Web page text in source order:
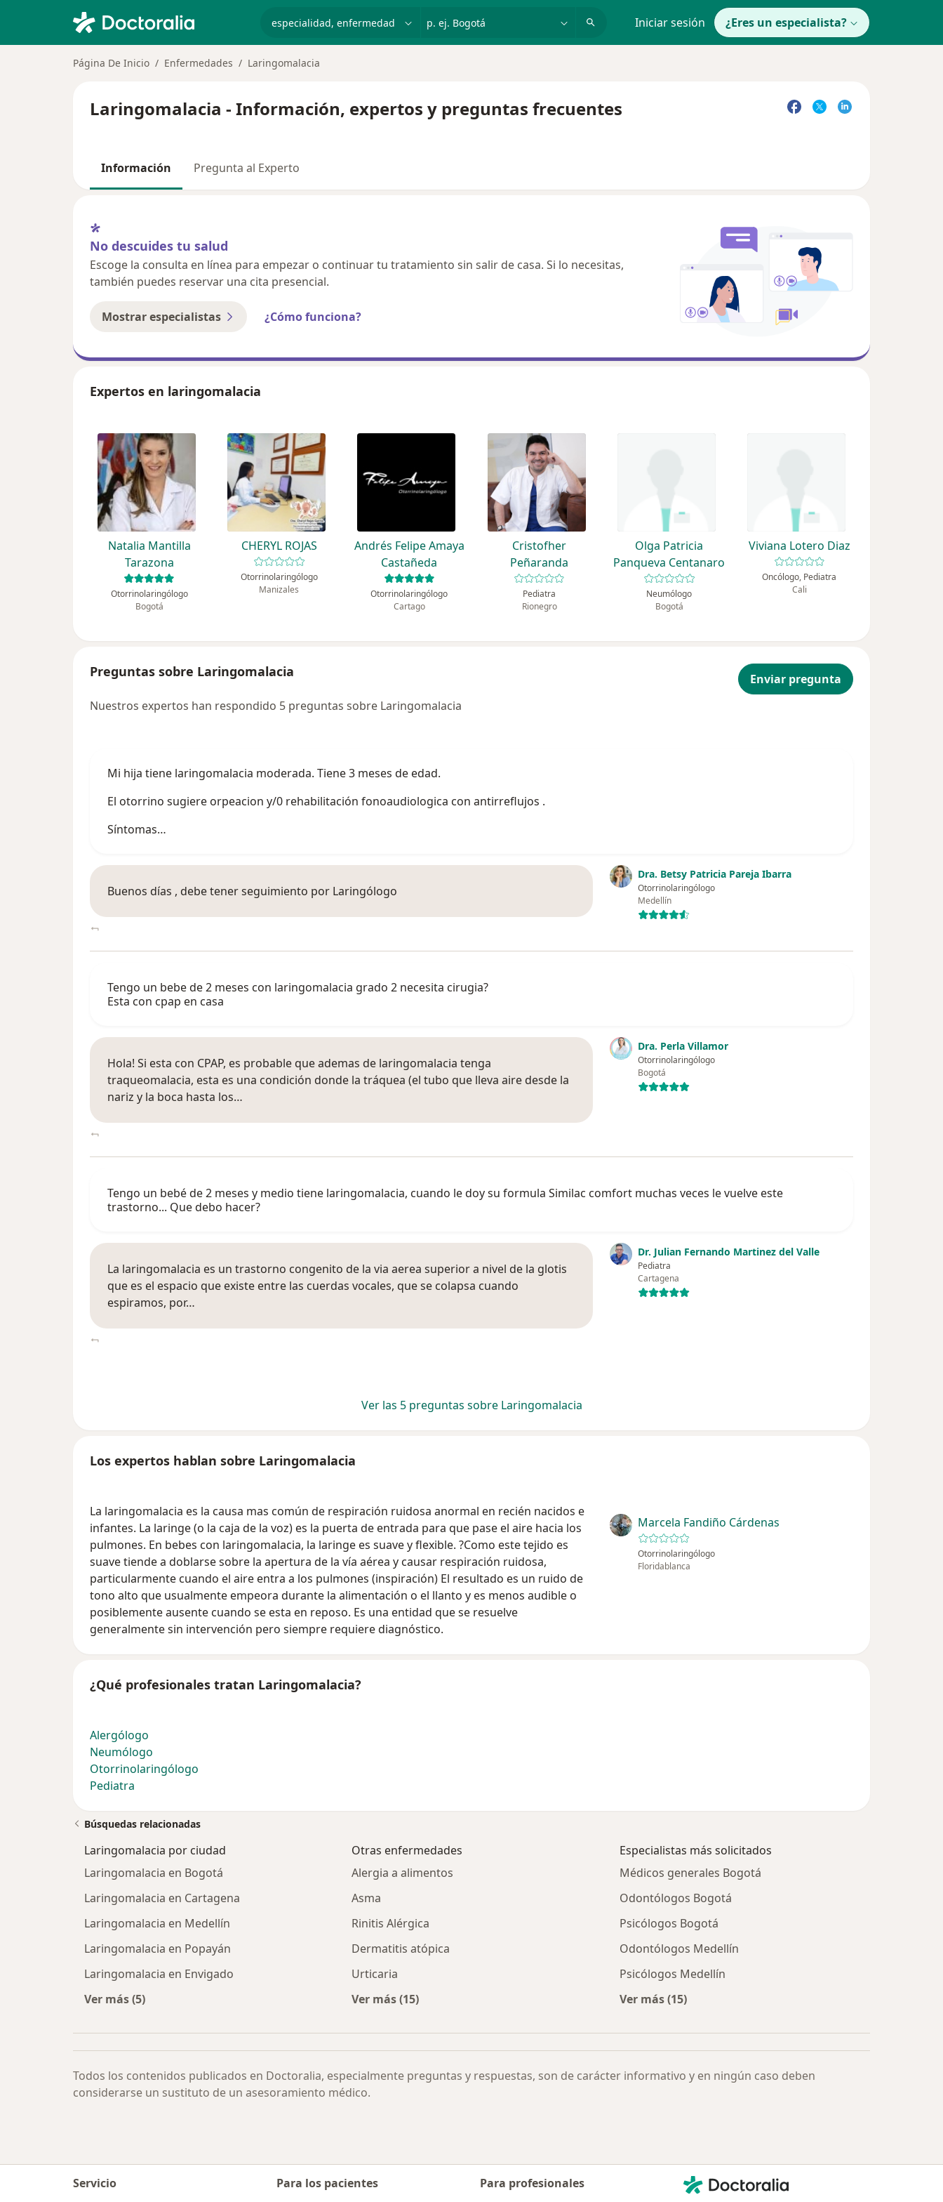
p. ej. Bogotá Iniciar sesión ¿Eres un especialista?
Página De Inicio Enfermedades Laringomalacia
Laringomalacia - Información, expertos y preguntas frecuentes
Información Pregunta al Experto
No descuides tu salud
Escoge la consulta en línea para empezar o continuar tu tratamiento sin salir de casa. Si lo necesitas,
también puedes reservar una cita presencial.
Mostrar especialistas ¿Cómo funciona?
Expertos en laringomalacia
Natalia Mantilla
Tarazona
Otorrinolaringólogo
Bogotá
CHERYL ROJAS
Otorrinolaringólogo
Manizales
Andrés Felipe Amaya
Castañeda
Otorrinolaringólogo
Cartago
Cristofher
Peñaranda
Pediatra
Rionegro
Olga Patricia
Panqueva Centanaro
Neumólogo
Bogotá
Viviana Lotero Diaz
Oncólogo, Pediatra
Cali
Preguntas sobre Laringomalacia
Enviar pregunta
Nuestros expertos han respondido 5 preguntas sobre Laringomalacia
Mi hija tiene laringomalacia moderada. Tiene 3 meses de edad.
El otorrino sugiere orpeacion y/0 rehabilitación fonoaudiologica con antirreflujos .
Síntomas…
Dra. Betsy Patricia Pareja Ibarra
Otorrinolaringólogo
Medellín
Buenos días , debe tener seguimiento por Laringólogo
Tengo un bebe de 2 meses con laringomalacia grado 2 necesita cirugia?
Esta con cpap en casa
Dra. Perla Villamor
Otorrinolaringólogo
Bogotá
Hola! Si esta con CPAP, es probable que ademas de laringomalacia tenga
traqueomalacia, esta es una condición donde la tráquea (el tubo que lleva aire desde la
nariz y la boca hasta los…
Tengo un bebé de 2 meses y medio tiene laringomalacia, cuando le doy su formula Similac comfort muchas veces le vuelve este
trastorno... Que debo hacer?
Dr. Julian Fernando Martinez del Valle
Pediatra
Cartagena
La laringomalacia es un trastorno congenito de la via aerea superior a nivel de la glotis
que es el espacio que existe entre las cuerdas vocales, que se colapsa cuando
espiramos, por…
Ver las 5 preguntas sobre Laringomalacia
Los expertos hablan sobre Laringomalacia
La laringomalacia es la causa mas común de respiración ruidosa anormal en recién nacidos e
infantes. La laringe (o la caja de la voz) es la puerta de entrada para que pase el aire hacia los
pulmones. En bebes con laringomalacia, la laringe es suave y flexible. ?Como este tejido es
suave tiende a doblarse sobre la apertura de la vía aérea y causar respiración ruidosa,
particularmente cuando el aire entra a los pulmones (inspiración) El resultado es un ruido de
tono alto que usualmente empeora durante la alimentación o el llanto y es menos audible o
posiblemente ausente cuando se esta en reposo. Es una entidad que se resuelve
generalmente sin intervención pero siempre requiere diagnóstico.
Marcela Fandiño Cárdenas
Otorrinolaringólogo
Floridablanca
¿Qué profesionales tratan Laringomalacia?
Alergólogo
Neumólogo
Otorrinolaringólogo
Pediatra
Búsquedas relacionadas
Laringomalacia por ciudad
Laringomalacia en Bogotá
Laringomalacia en Cartagena
Laringomalacia en Medellín
Laringomalacia en Popayán
Laringomalacia en Envigado
Ver más (5)
Otras enfermedades
Alergia a alimentos
Asma
Rinitis Alérgica
Dermatitis atópica
Urticaria
Ver más (15)
Especialistas más solicitados
Médicos generales Bogotá
Odontólogos Bogotá
Psicólogos Bogotá
Odontólogos Medellín
Psicólogos Medellín
Ver más (15)
Todos los contenidos publicados en Doctoralia, especialmente preguntas y respuestas, son de carácter informativo y en ningún caso deben
considerarse un sustituto de un asesoramiento médico.
Servicio Para los pacientes Para profesionales Contacto
Doctoralia - Página de inicio